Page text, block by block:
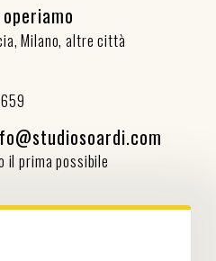
Milano, altre città
il prima possibile